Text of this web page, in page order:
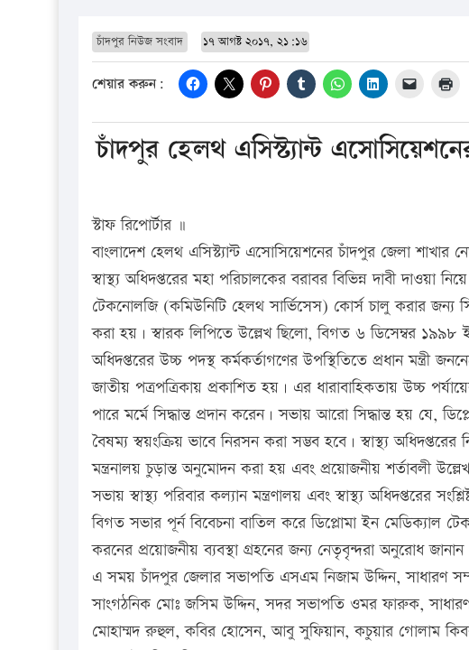
চাঁদপুর নিউজ সংবাদ ১৭ আগষ্ট ২০১৭, ২১:১৬
শেয়ার করুন:
চাঁদপুর হেলথ এসিস্ট্যান্ট
স্টাফ রিপোর্টার ॥
বাংলাদেশ হেলথ এসিস্ট্যান্ট এসোসিয়েশনের চাঁদপুর জেলা শাখার
স্বাস্থ্য অধিদপ্তরের মহা পরিচালকের বরাবর বিভিন্ন দাবী দাওয়া
টেকনোলজি (কমিউনিটি হেলথ সার্ভিসেস) কোর্স চালু করার জন্য
করা হয়। স্বারক লিপিতে উল্লেখ ছিলো, বিগত ৬ ডিসেম্বর ১৯৯৮ ইং
অধিদপ্তরের উচ্চ পদস্থ কর্মকর্তাগণের উপস্থিতিতে প্রধান মন্ত্রী
জাতীয় পত্রপত্রিকায় প্রকাশিত হয়। এর ধারাবাহিকতায় উচ্চ
পারে মর্মে সিদ্ধান্ত প্রদান করেন। সভায় আরো সিদ্ধান্ত হয় যে,
বৈষম্য স্বয়ংক্রিয় ভাবে নিরসন করা সম্ভব হবে। স্বাস্থ্য
মন্ত্রনালয় চুড়ান্ত অনুমোদন করা হয় এবং প্রয়োজনীয় শর্তাবলী
সভায় স্বাস্থ্য পরিবার কল্যান মন্ত্রণালয় এবং স্বাস্থ্য অধিদপ্তরের
বিগত সভার পূর্ন বিবেচনা বাতিল করে ডিপ্লোমা ইন মেডিক্যাল
করনের প্রয়োজনীয় ব্যবস্থা গ্রহনের জন্য নেতৃবৃন্দরা অনুরোধ
এ সময় চাঁদপুর জেলার সভাপতি এসএম নিজাম উদ্দিন, সাধারণ
সাংগঠনিক মোঃ জসিম উদ্দিন, সদর সভাপতি ওমর ফারুক,
মোহাম্মদ রুহুল, কবির হোসেন, আবু সুফিয়ান, কচুয়ার গোলাম